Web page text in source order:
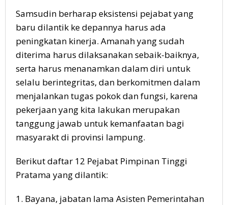
Samsudin berharap eksistensi pejabat yang
baru dilantik ke depannya harus ada
peningkatan kinerja. Amanah yang sudah
diterima harus dilaksanakan sebaik-baiknya,
serta harus menanamkan dalam diri untuk
selalu berintegritas, dan berkomitmen dalam
menjalankan tugas pokok dan fungsi, karena
pekerjaan yang kita lakukan merupakan
tanggung jawab untuk kemanfaatan bagi
masyarakt di provinsi lampung.
Berikut daftar 12 Pejabat Pimpinan Tinggi
Pratama yang dilantik:
1. Bayana, jabatan lama Asisten Pemerintahan